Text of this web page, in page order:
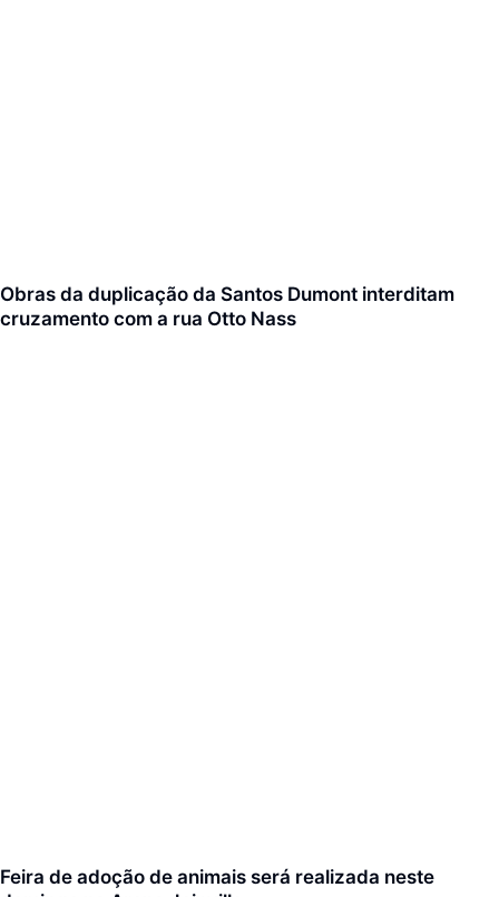
Obras da duplicação da Santos Dumont interditam
cruzamento com a rua Otto Nass
Feira de adoção de animais será realizada neste